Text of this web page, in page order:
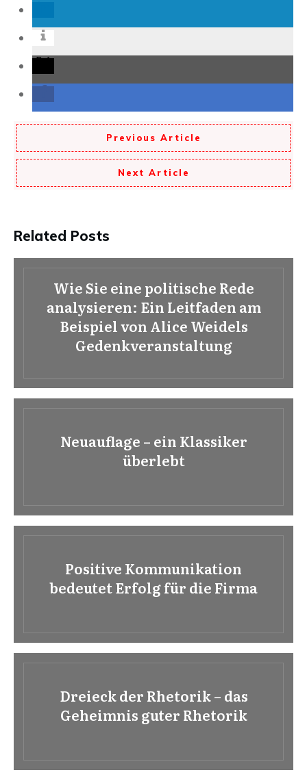
Previous Article
Next Article
Related Posts
Wie Sie eine politische Rede
analysieren: Ein Leitfaden am
Beispiel von Alice Weidels
Gedenkveranstaltung
Neuauflage – ein Klassiker
überlebt
Positive Kommunikation
bedeutet Erfolg für die Firma
Dreieck der Rhetorik – das
Geheimnis guter Rhetorik